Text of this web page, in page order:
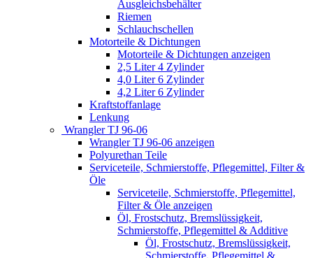
Ausgleichsbehälter
Riemen
Schlauchschellen
Motorteile & Dichtungen
Motorteile & Dichtungen anzeigen
2,5 Liter 4 Zylinder
4,0 Liter 6 Zylinder
4,2 Liter 6 Zylinder
Kraftstoffanlage
Lenkung
Wrangler TJ 96-06
Wrangler TJ 96-06 anzeigen
Polyurethan Teile
Serviceteile, Schmierstoffe, Pflegemittel, Filter &
Öle
Serviceteile, Schmierstoffe, Pflegemittel,
Filter & Öle anzeigen
Öl, Frostschutz, Bremslüssigkeit,
Schmierstoffe, Pflegemittel & Additive
Öl, Frostschutz, Bremslüssigkeit,
Schmierstoffe, Pflegemittel &